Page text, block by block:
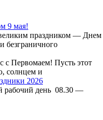
9 мая!
праздником — Днем
безграничного
с Первомаем! Пусть этот
солнцем и
2026
день 08.30 —